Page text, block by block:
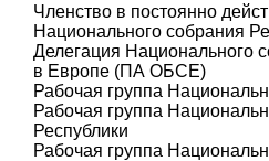
Членство в постоянно
Национального собрания
Делегация Национального
в Европе (ПА ОБСЕ)
Рабочая группа
Рабочая группа
Республики
Рабочая группа